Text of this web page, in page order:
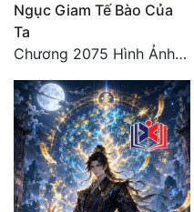
Ngục Giam Tế Bào Của
Ta
Chương 2075 Hình Ảnh Màu Xám